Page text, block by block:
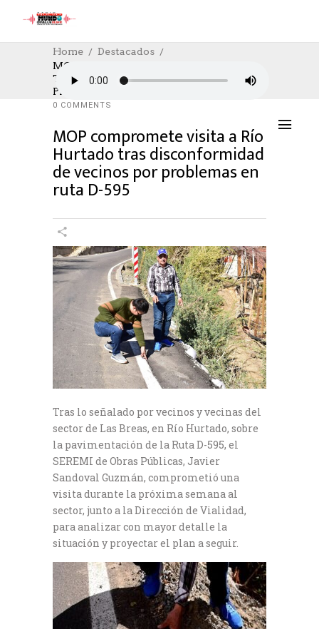
Home
Destacados
MOP Compromete Visita A Río Hurtado
Tras Disconformidad De Vecinos Por
Problemas En Ruta D-595
DESTACADOS SOCIAL,TRABAJO
28/06/2024
AUTHOR: HECTOR
0 COMMENTS
MOP compromete visita a Río
Hurtado tras disconformidad
de vecinos por problemas en
ruta D-595
Tras lo señalado por vecinos y vecinas del
sector de Las Breas, en Río Hurtado, sobre
la pavimentación de la Ruta D-595, el
SEREMI de Obras Públicas, Javier
Sandoval Guzmán, comprometió una
visita durante la próxima semana al
sector, junto a la Dirección de Vialidad,
para analizar con mayor detalle la
situación y proyectar el plan a seguir.